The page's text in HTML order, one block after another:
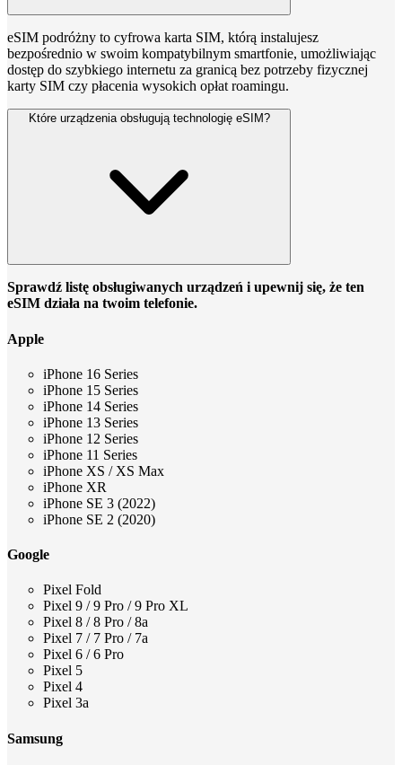
eSIM podróżny to cyfrowa karta SIM, którą instalujesz
bezpośrednio w swoim kompatybilnym smartfonie, umożliwiając
dostęp do szybkiego internetu za granicą bez potrzeby fizycznej
karty SIM czy płacenia wysokich opłat roamingu.
Które urządzenia obsługują technologię eSIM?
Sprawdź listę obsługiwanych urządzeń i upewnij się, że ten
eSIM działa na twoim telefonie.
Apple
iPhone 16 Series
iPhone 15 Series
iPhone 14 Series
iPhone 13 Series
iPhone 12 Series
iPhone 11 Series
iPhone XS / XS Max
iPhone XR
iPhone SE 3 (2022)
iPhone SE 2 (2020)
Google
Pixel Fold
Pixel 9 / 9 Pro / 9 Pro XL
Pixel 8 / 8 Pro / 8a
Pixel 7 / 7 Pro / 7a
Pixel 6 / 6 Pro
Pixel 5
Pixel 4
Pixel 3a
Samsung